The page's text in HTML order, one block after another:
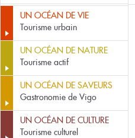
UN OCÉAN DE VIE
Tourisme urbain
UN OCÉAN DE NATURE
Tourisme actif
UN OCÉAN DE SAVEURS
Gastronomie de Vigo
UN OCÉAN DE CULTURE
Tourisme culturel